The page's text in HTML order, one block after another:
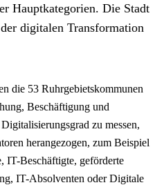
Hauptkategorien. Die Stadt
digitalen Transformation
die 53 Ruhrgebietskommunen
Beschäftigung und
zu messen,
herangezogen, zum Beispiel
IT-Beschäftigte, geförderte
IT-Absolventen oder Digitale